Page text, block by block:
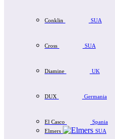
Conklin SUA
Cross SUA
Diamine UK
DUX Germania
El Casco
Spania
Elmers
SUA